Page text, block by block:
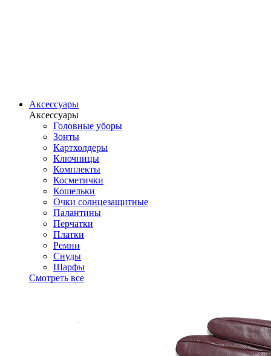
Аксессуары
Аксессуары
Головные уборы
Зонты
Картхолдеры
Ключницы
Комплекты
Косметички
Кошельки
Очки солнцезащитные
Палантины
Перчатки
Платки
Ремни
Снуды
Шарфы
Смотреть все